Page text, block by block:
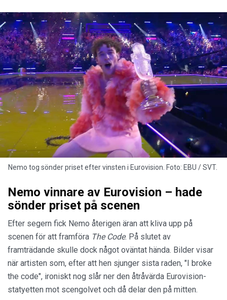
Nemo tog sönder priset efter vinsten i Eurovision. Foto: EBU / SVT.
Nemo vinnare av Eurovision – hade
sönder priset på scenen
Efter segern fick Nemo återigen äran att kliva upp på
scenen för att framföra The Code. På slutet av
framträdande skulle dock något oväntat hända. Bilder visar
när artisten som, efter att hen sjunger sista raden, "I broke
the code", ironiskt nog slår ner den åtråvärda Eurovision-
statyetten mot scengolvet och då delar den på mitten.